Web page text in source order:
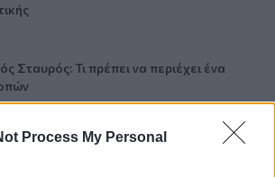
Process My Personal
Σταυρός: Τι πρέπει να περιέχει ένα
για απειλές θανάτου στο Μουντιάλ: